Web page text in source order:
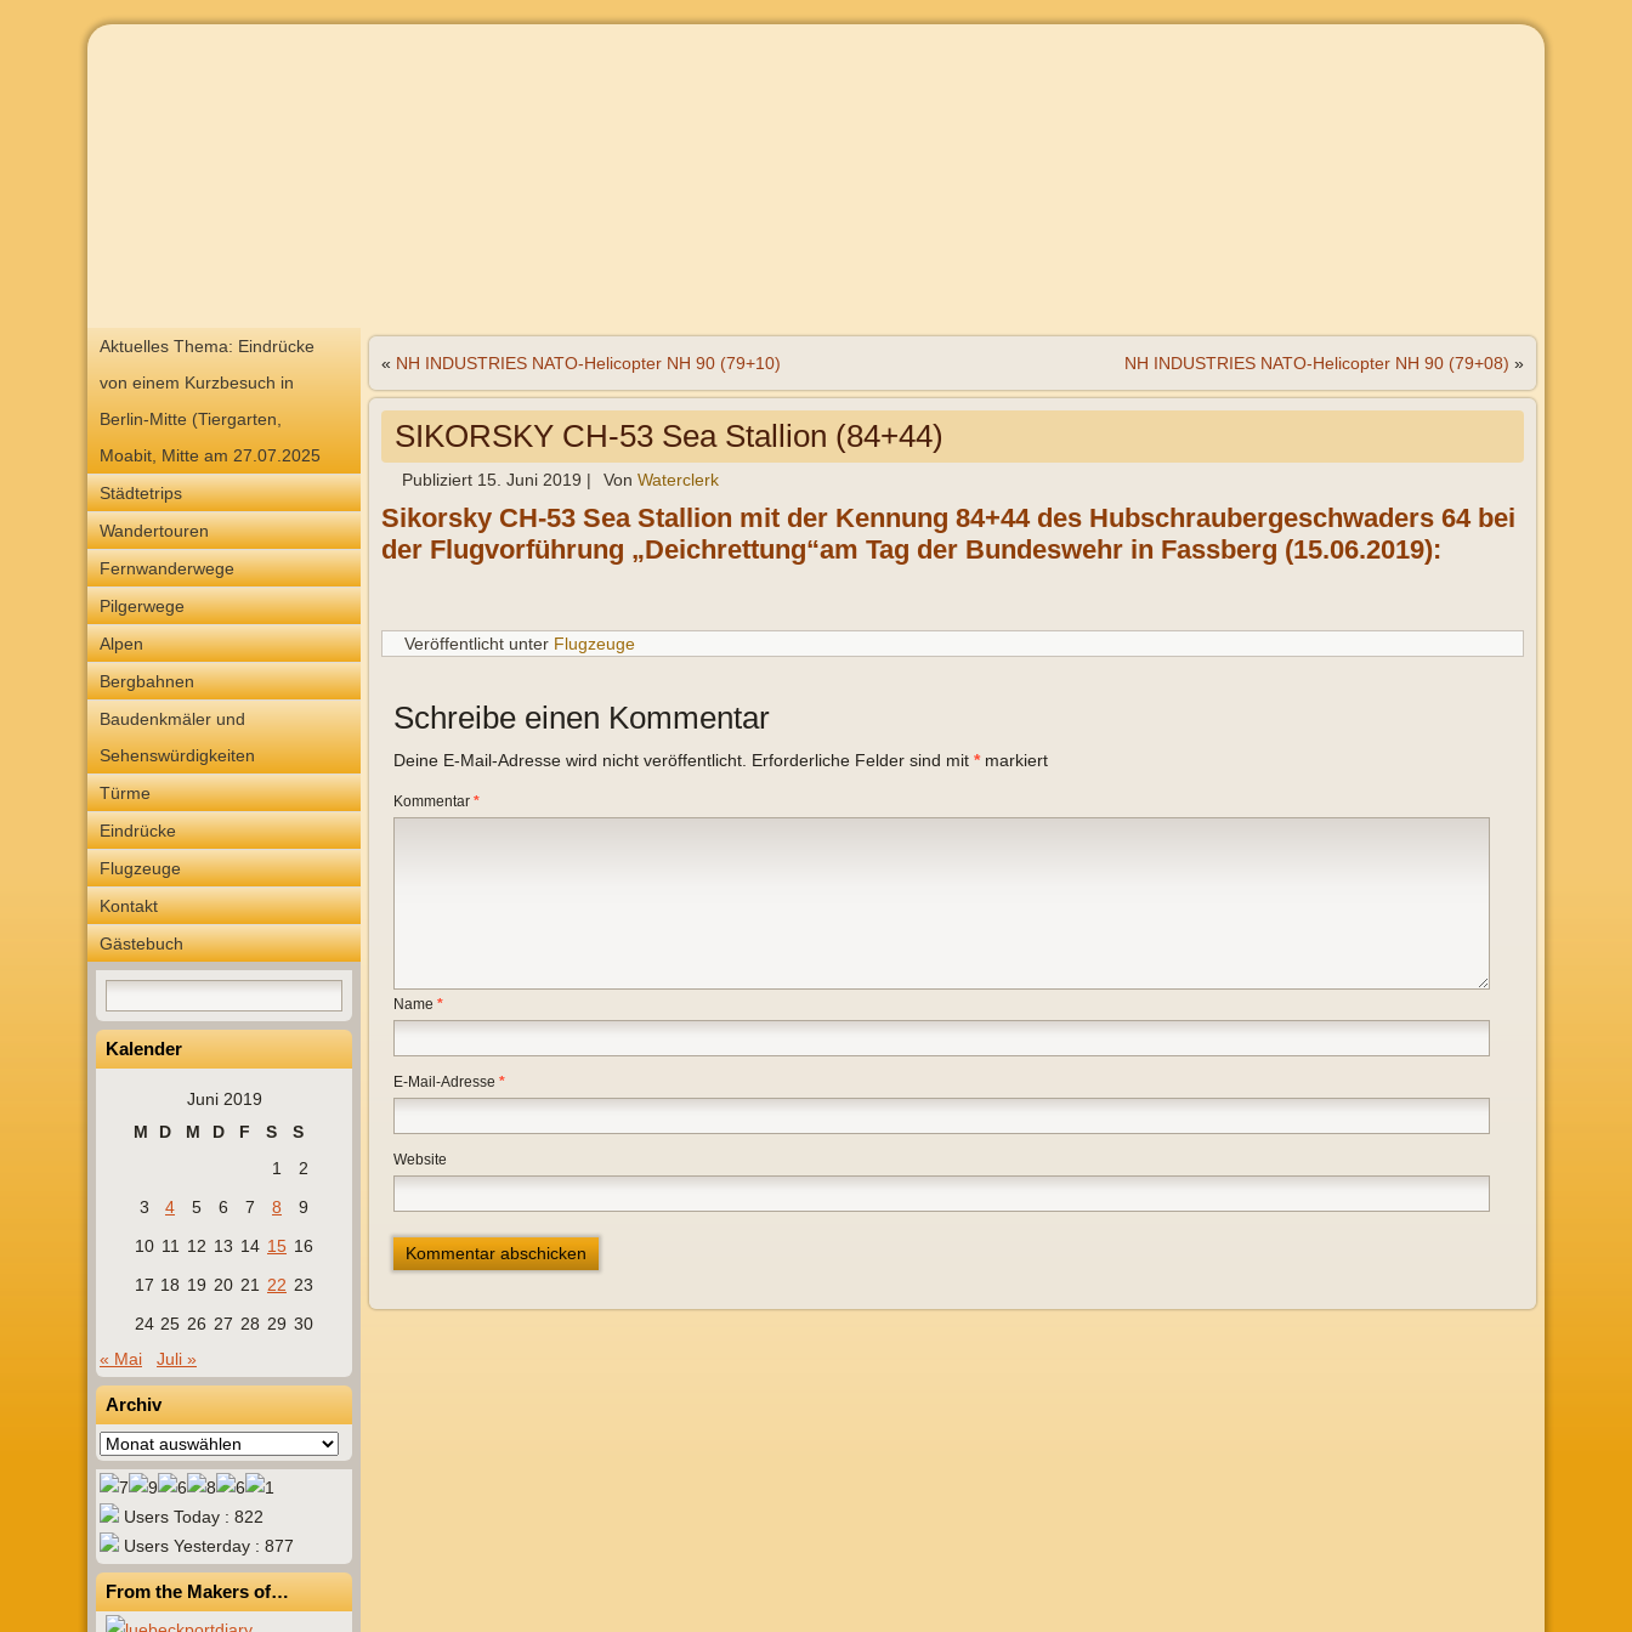
Aktuelles Thema: Eindrücke
von einem Kurzbesuch in
Berlin-Mitte (Tiergarten,
Moabit, Mitte am 27.07.2025
Städtetrips
Wandertouren
Fernwanderwege
Pilgerwege
Alpen
Bergbahnen
Baudenkmäler und
Sehenswürdigkeiten
Türme
Eindrücke
Flugzeuge
Kontakt
Gästebuch
Kalender
Juni 2019
M
D M D F S
S
1
2
3
4 5 6 7 8
9
10 11 12 13 14 15 16
17 18 19 20 21 22 23
24 25 26 27 28 29 30
« Mai
Juli »
Archiv
Archiv
Users Today : 822
Users Yesterday : 877
From the Makers of…
« NH INDUSTRIES NATO-Helicopter NH 90 (79+10) NH INDUSTRIES NATO-Helicopter NH 90 (79+08) »
SIKORSKY CH-53 Sea Stallion (84+44)
Publiziert 15. Juni 2019 | Von Waterclerk
Sikorsky CH-53 Sea Stallion mit der Kennung 84+44 des Hubschraubergeschwaders 64 bei
der Flugvorführung „Deichrettung“am Tag der Bundeswehr in Fassberg (15.06.2019):
Veröffentlicht unter Flugzeuge
Schreibe einen Kommentar
Deine E-Mail-Adresse wird nicht veröffentlicht. Erforderliche Felder sind mit *markiert
Kommentar *
Name *
E-Mail-Adresse *
Website